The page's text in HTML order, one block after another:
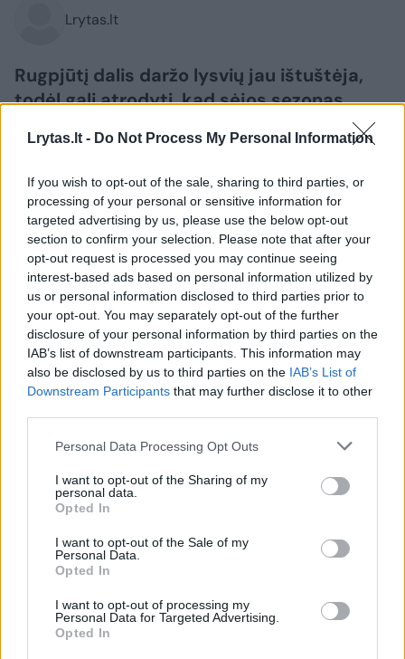
Lrytas.lt - Do Not Process My Personal Information
If you wish to opt-out of the sale, sharing to third parties, or
processing of your personal or sensitive information for
targeted advertising by us, please use the below opt-out
section to confirm your selection. Please note that after your
opt-out request is processed you may continue seeing
interest-based ads based on personal information utilized by
us or personal information disclosed to third parties prior to
your opt-out. You may separately opt-out of the further
disclosure of your personal information by third parties on the
IAB’s list of downstream participants. This information may
also be disclosed by us to third parties on the IAB’s List of
Downstream Participants that may further disclose it to other
Personal Data Processing Opt Outs
I want to opt-out of the Sharing of my
personal data.
Opted In
I want to opt-out of the Sale of my
Personal Data.
Opted In
I want to opt-out of processing my
Personal Data for Targeted Advertising.
Opted In
Lrytas.lt
Rugpjūtį dalis daržo lysvių jau ištuštėja,
todėl gali atrodyti, kad sėjos sezonas
baigėsi. Vis dėlto vasaros pabaigoje dar
galima pasėti nemažai greitai augančių
žalumynų ir daržovių. Pasirinkus tinkamas
veisles, pirmąjį derlių galima skinti dar iki
šalnų.
Apie tai, ką galima sėti rugpjūtį, rašo portalas
„Kobieta Onet“. Vasaros pabaigoje lauke dar
galima auginti špinatus, ridikėlius, sultenes,
krapus, kai kurias salotas ir lapinius